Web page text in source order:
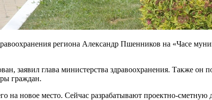
региона Александр Пшенников на «Часе
заявил глава министерства здравоохранения. Также он
граждан.
на новое место. Сейчас разрабатывают проектно-сметную